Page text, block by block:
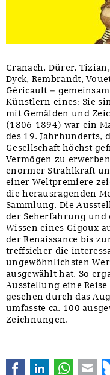
Cranach, Dürer,
Dyck, Rembrandt,
Géricault –
Künstlern eines: Sie
mit Gemälden und
(1806-1894) war ein
des 19. Jahrhunderts,
Gesellschaft höchst
Vermögen zu
enormer Strahlkraft
einer Weltpremiere
die herausragenden
Sammlung. Die
der Seherfahrung und
Wissen eines Gigoux
der Renaissance bis
treffsicher die
ungewöhnlichsten
ausgewählt hat. So
Ausstellung eine
gesehen durch das
umfasste ca. 100
Zeichnungen.
FacebookLinkedIn